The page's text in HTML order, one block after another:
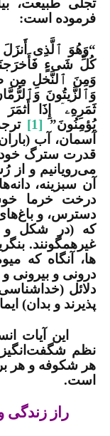
تجلی طبیعت،
فرموده است:
“وَهُوَ ٱلَّذِی
كُلِّ شَیءٍ
وَمِنَ ٱلنَّخلِ مِن
وَٱلزَّیتُونَ
ثَمَرِهِۦۤ إِذَا أَثمَرَ
یُؤمِنُونَ” [1]
آسمان، آب
قدرت سترگ خود)
می­‌رویانیم و از
آن سبزینه،
درخت خرما
دسترس، و باغ­‌های
كه (در شكل و
غیرهمگونند.
ها، آن­گاه كه
درونی و بیرونی و
دلائل
پذیرند و بدان)
این آیات
نظم
هر شکوفه و هر
است.
راز زندگی